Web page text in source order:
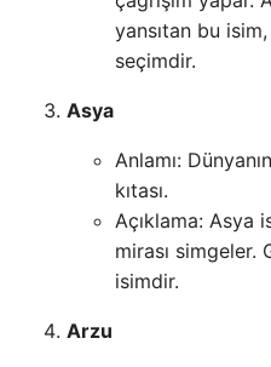
yansıtan bu
seçimdir.
Asya
Anlamı:
kıtası.
Açıklama: Asya
mirası
isimdir.
Arzu